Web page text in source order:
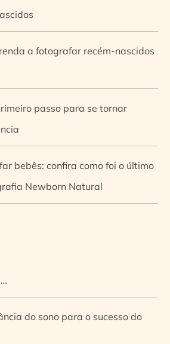
a fotografar recém-nascidos
passo para se tornar
bebês: confira como foi o último
Newborn Natural
do sono para o sucesso do